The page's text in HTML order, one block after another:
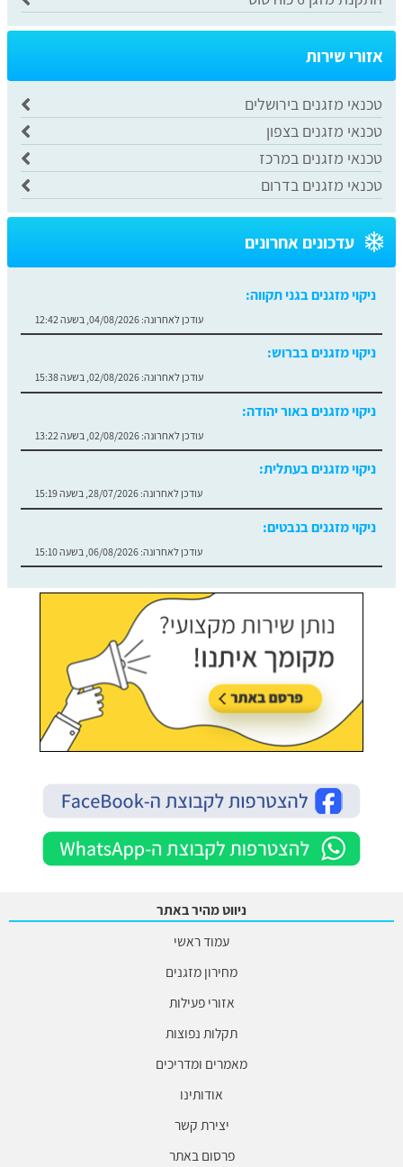
אזורי שירות
טכנאי מזגנים בירושלים
טכנאי מזגנים בצפון
​טכנאי מזגנים במרכז
​טכנאי מזגנים בדרום
עדכונים אחרונים
ניקוי מזגנים בגני תקווה:
עודכן לאחרונה: 04/08/2026, בשעה 12:42
ניקוי מזגנים בברוש:
עודכן לאחרונה: 02/08/2026, בשעה 15:38
ניקוי מזגנים באור יהודה:
עודכן לאחרונה: 02/08/2026, בשעה 13:22
ניקוי מזגנים בעתלית:
עודכן לאחרונה: 28/07/2026, בשעה 15:19
ניקוי מזגנים בנבטים:
עודכן לאחרונה: 06/08/2026, בשעה 15:10
ניווט מהיר באתר
עמוד ראשי
מחירון מזגנים
אזורי פעילות
תקלות נפוצות
מאמרים ומדריכים
אודותינו
יצירת קשר
פרסום באתר